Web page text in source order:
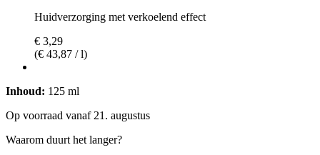
Huidverzorging met verkoelend effect
€ 3,29
(€ 43,87 / l)
Inhoud: 125 ml
Op voorraad vanaf 21. augustus
Waarom duurt het langer?